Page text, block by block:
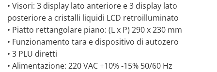
• Visori: 3 display lato anteriore e 3 display lato
posteriore a cristalli liquidi LCD retroilluminato
• Piatto rettangolare piano: (L x P) 290 x 230 mm
• Funzionamento tara e dispositivo di autozero
• 3 PLU diretti
• Alimentazione: 220 VAC +10% -15% 50/60 Hz